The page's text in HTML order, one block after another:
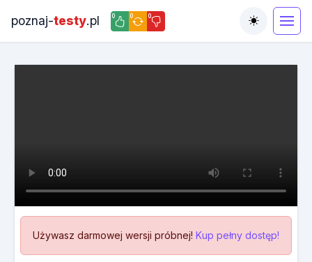
poznaj-testy.pl 0 0 0
Toggle
Używasz darmowej wersji próbnej! Kup pełny dostęp!